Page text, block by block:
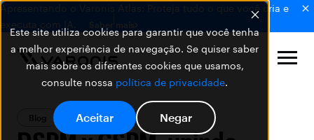
Este site utiliza cookies para garantir que você tenha
a melhor experiência de navegação. Se quiser saber
mais sobre os diferentes cookies que usamos,
consulte nossa política de privacidade.
Aceitar Negar
Apresentando o Varonis Atlas: Proteja tudo o que você cria e
executa com IA.
Saber mais
Blog Featured